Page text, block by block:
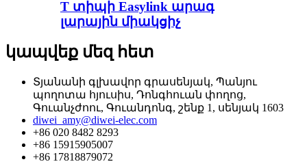
T տիպի Easylink արագ
լարային միակցիչ
կապվեք մեզ հետ
Տյանանի գլխավոր գրասենյակ, Պանյու
պողոտա հյուսիս, Դոնգհուան փողոց,
Գուանչժոու, Գուանդոնգ, շենք 1, սենյակ 1603
diwei_amy@diwei-elec.com
+86 020 8482 8293
+86 15915905007
+86 17818879072